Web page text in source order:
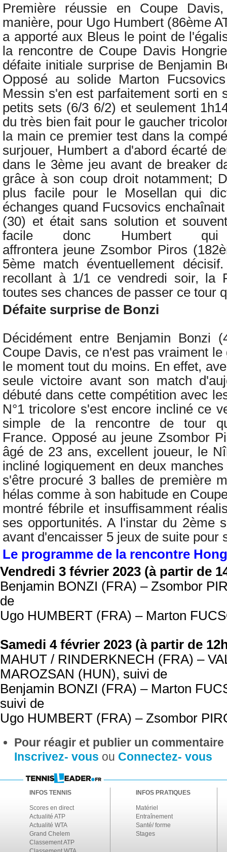
Première réussie en Coupe
manière, pour Ugo Humbert (86ème
a apporté aux Bleus le point de
la rencontre de Coupe Davis
défaite initiale surprise de Benjamin
Opposé au solide Marton
Messin s'en est parfaitement sorti en
petits sets (6/3 6/2) et seulement
du très bien fait pour le gaucher
la main ce premier test dans la
surjouer, Humbert a d'abord écarté
dans le 3ème jeu avant de breaker
grâce à son coup droit notamment;
plus facile pour le Mosellan qui
échanges quand Fucsovics
(30) et était sans solution et
facile donc Humbert
affrontera jeune Zsombor Piros
5ème match éventuellement
recollant à 1/1 ce vendredi soir, la
toutes ses chances de passer ce tour
Défaite surprise de Bonzi
Décidément entre Benjamin Bonzi
Coupe Davis, ce n'est pas vraiment
le moment tout du moins. En effet,
seule victoire avant son match
débuté dans cette compétition avec
N°1 tricolore s'est encore incliné ce
simple de la rencontre de tour
France. Opposé au jeune Zsombor
âgé de 23 ans, excellent joueur, le
incliné logiquement en deux
s'être procuré 3 balles de première
hélas comme à son habitude en
montré fébrile et insuffisamment
ses opportunités. A l'instar du 2ème
avant d'encaisser 5 jeux de suite pour
Le programme de la rencontre
Vendredi 3 février 2023 (à partir de
Benjamin BONZI (FRA) – Zsombor
de
Ugo HUMBERT (FRA) – Marton
Samedi 4 février 2023 (à partir de
MAHUT / RINDERKNECH (FRA) –
MAROZSAN (HUN), suivi de
Benjamin BONZI (FRA) – Marton
suivi de
Ugo HUMBERT (FRA) – Zsombor
Pour réagir et publier un
Inscrivez- vous ou Connectez- vous
INFOS TENNIS
Scores en direct
Actualité ATP
Actualité WTA
Grand Chelem
Classement ATP
INFOS PRATIQUES
Matériel
Entraînement
Santé/ forme
Stages